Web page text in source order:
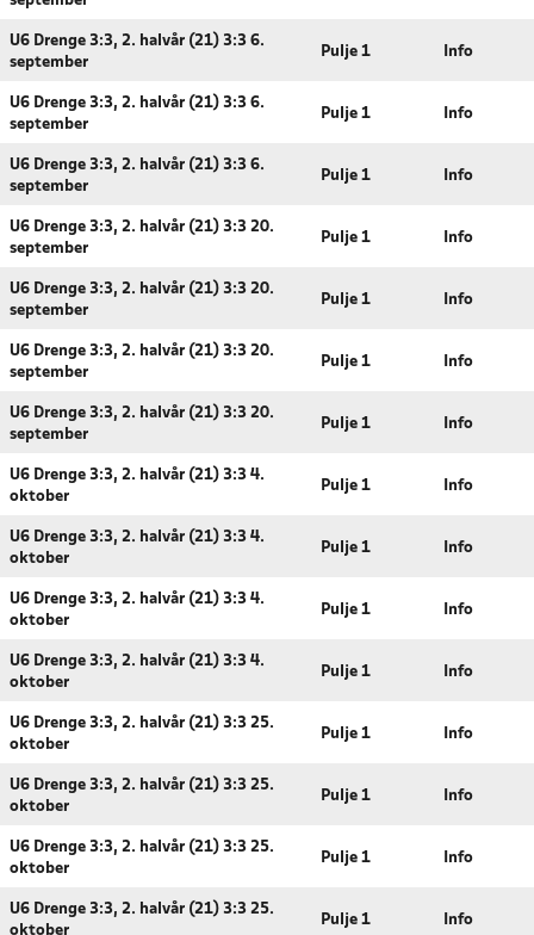
U6 Drenge 3:3, 2. halvår (21) 3:3 6.
september
Pulje 1 Info
U6 Drenge 3:3, 2. halvår (21) 3:3 6.
september
Pulje 1 Info
U6 Drenge 3:3, 2. halvår (21) 3:3 6.
september
Pulje 1 Info
U6 Drenge 3:3, 2. halvår (21) 3:3 20.
september
Pulje 1 Info
U6 Drenge 3:3, 2. halvår (21) 3:3 20.
september
Pulje 1 Info
U6 Drenge 3:3, 2. halvår (21) 3:3 20.
september
Pulje 1 Info
U6 Drenge 3:3, 2. halvår (21) 3:3 20.
september
Pulje 1 Info
U6 Drenge 3:3, 2. halvår (21) 3:3 4.
oktober
Pulje 1 Info
U6 Drenge 3:3, 2. halvår (21) 3:3 4.
oktober
Pulje 1 Info
U6 Drenge 3:3, 2. halvår (21) 3:3 4.
oktober
Pulje 1 Info
U6 Drenge 3:3, 2. halvår (21) 3:3 4.
oktober
Pulje 1 Info
U6 Drenge 3:3, 2. halvår (21) 3:3 25.
oktober
Pulje 1 Info
U6 Drenge 3:3, 2. halvår (21) 3:3 25.
oktober
Pulje 1 Info
U6 Drenge 3:3, 2. halvår (21) 3:3 25.
oktober
Pulje 1 Info
U6 Drenge 3:3, 2. halvår (21) 3:3 25.
oktober
Pulje 1 Info